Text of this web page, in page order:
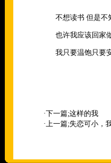
不想读书 但是不
也许我应该回家
我只要温饱只要
·下一篇;这样的我
·上一篇;失恋可小，